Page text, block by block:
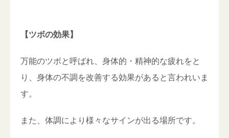
【ツボの効果】
万能のツボと呼ばれ、身体的・精神的な疲れをと
り、身体の不調を改善する効果があると言われいま
す。
また、体調により様々なサインが出る場所です。